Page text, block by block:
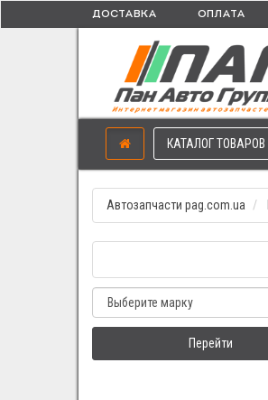
ДОСТАВКА ОПЛАТА
КАТАЛОГ ТОВАРОВ
Автозапчасти pag.com.ua
Перейти